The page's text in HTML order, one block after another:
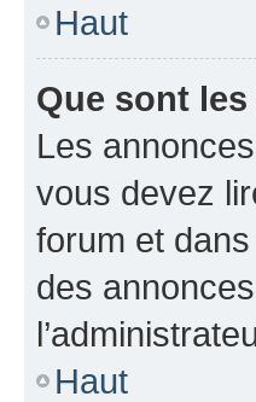
Haut
Que sont
Les
vous devez
forum et
des
Haut